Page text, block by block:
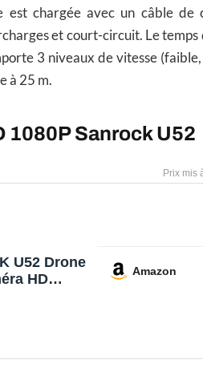
est chargée avec un câble de
et court-circuit. Le
3 niveaux de vitesse
à 25 m.
1080P Sanrock U52
U52 Drone
HD
Contrôle
Amazon